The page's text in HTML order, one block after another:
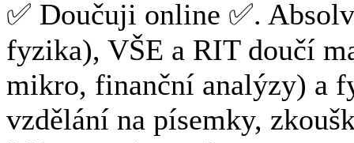
✅ Doučuji online ✅.
fyzika), VŠE a RIT doučí
mikro, finanční analýzy) a
vzdělání na písemky,